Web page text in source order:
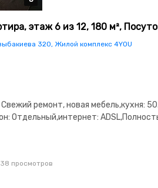
этаж 6 из 12, 180 м²,
320, Жилой комплекс 4YOU
ремонт, новая мебель,кухня:
Отдельный,интернет:
меблирована,паркинг:
замок,Видеодомофон
просмотров